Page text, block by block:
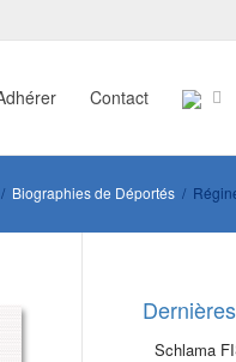
Contact
Biographies de Déportés
Schlama